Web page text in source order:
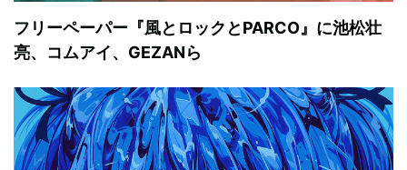
フリーペーパー『風とロックとPARCO』に池松壮
亮、コムアイ、GEZANら